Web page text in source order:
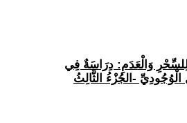
لِلسِّحْرِ وَالْعَدَمِ: دِرَاسَةٌ فِي
الْوُجُودِيِّ -الجُزْءُ الثَّالِثُ